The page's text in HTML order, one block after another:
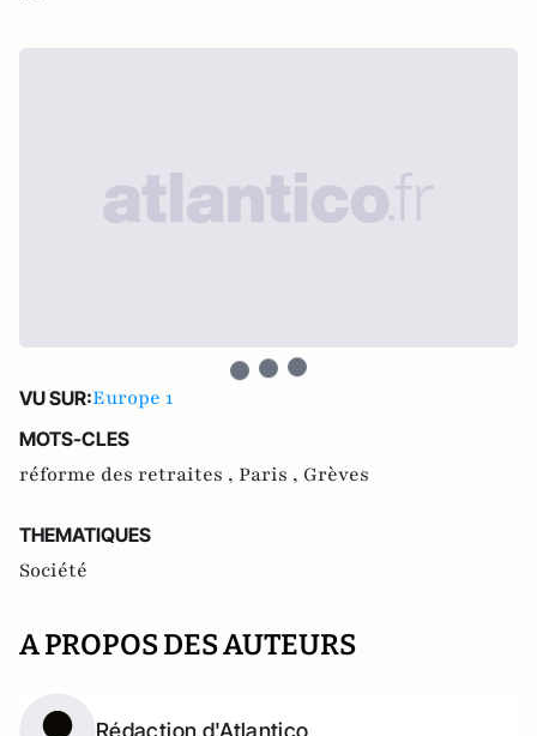
VU SUR:Europe 1
MOTS-CLES
réforme des retraites , Paris , Grèves
THEMATIQUES
Société
A PROPOS DES AUTEURS
Rédaction d'Atlantico